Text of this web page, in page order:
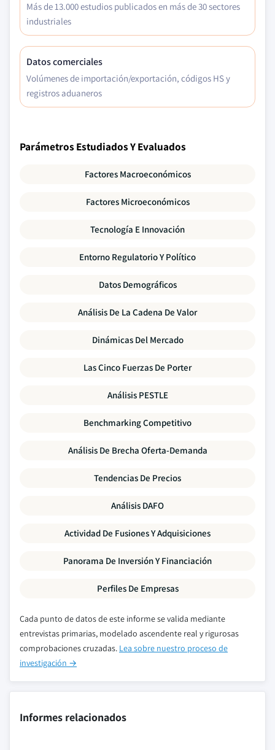
Más de 13.000 estudios publicados en más de 30 sectores
industriales
Datos comerciales
Volúmenes de importación/exportación, códigos HS y
registros aduaneros
Parámetros Estudiados Y Evaluados
Factores Macroeconómicos
Factores Microeconómicos
Tecnología E Innovación
Entorno Regulatorio Y Político
Datos Demográficos
Análisis De La Cadena De Valor
Dinámicas Del Mercado
Las Cinco Fuerzas De Porter
Análisis PESTLE
Benchmarking Competitivo
Análisis De Brecha Oferta-Demanda
Tendencias De Precios
Análisis DAFO
Actividad De Fusiones Y Adquisiciones
Panorama De Inversión Y Financiación
Perfiles De Empresas
Cada punto de datos de este informe se valida mediante
entrevistas primarias, modelado ascendente real y rigurosas
comprobaciones cruzadas. Lea sobre nuestro proceso de
investigación →
Informes relacionados